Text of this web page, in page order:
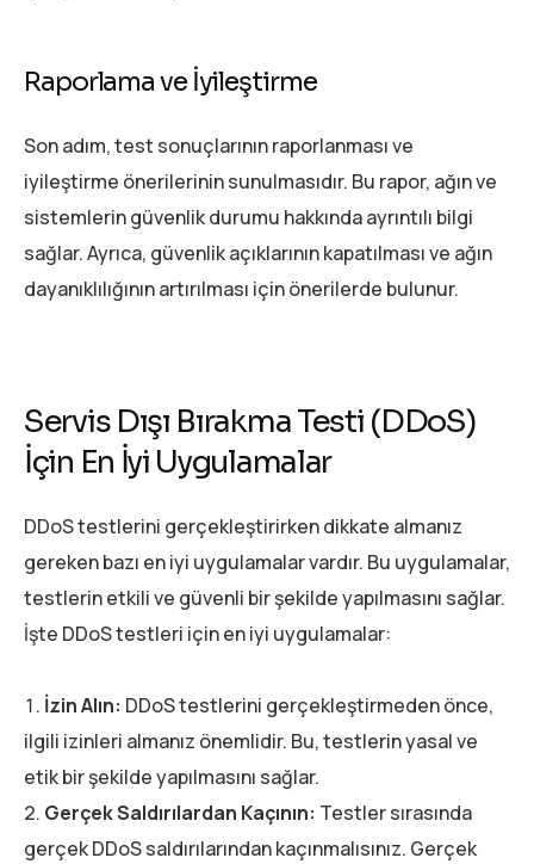
Raporlama ve İyileştirme
Son adım, test sonuçlarının raporlanması ve
iyileştirme önerilerinin sunulmasıdır. Bu rapor, ağın ve
sistemlerin güvenlik durumu hakkında ayrıntılı bilgi
sağlar. Ayrıca, güvenlik açıklarının kapatılması ve ağın
dayanıklılığının artırılması için önerilerde bulunur.
Servis Dışı Bırakma Testi (DDoS)
İçin En İyi Uygulamalar
DDoS testlerini gerçekleştirirken dikkate almanız
gereken bazı en iyi uygulamalar vardır. Bu uygulamalar,
testlerin etkili ve güvenli bir şekilde yapılmasını sağlar.
İşte DDoS testleri için en iyi uygulamalar:
İzin Alın: DDoS testlerini gerçekleştirmeden önce,
ilgili izinleri almanız önemlidir. Bu, testlerin yasal ve
etik bir şekilde yapılmasını sağlar.
Gerçek Saldırılardan Kaçının: Testler sırasında
gerçek DDoS saldırılarından kaçınmalısınız. Gerçek